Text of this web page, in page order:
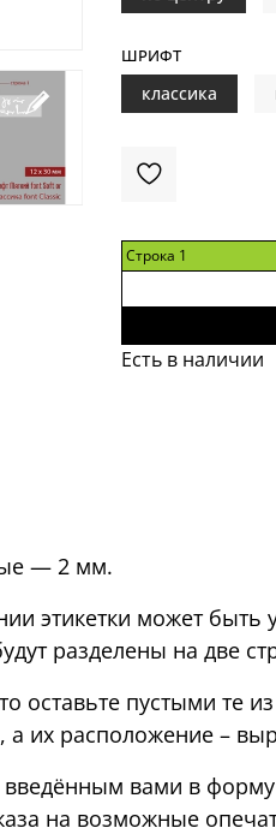
ШРИФТ
классика
Строка 1
Есть в наличии
— 2 мм.
этикетки может
разделены на две
оставьте пустыми те
их расположение –
вами в
на возможные